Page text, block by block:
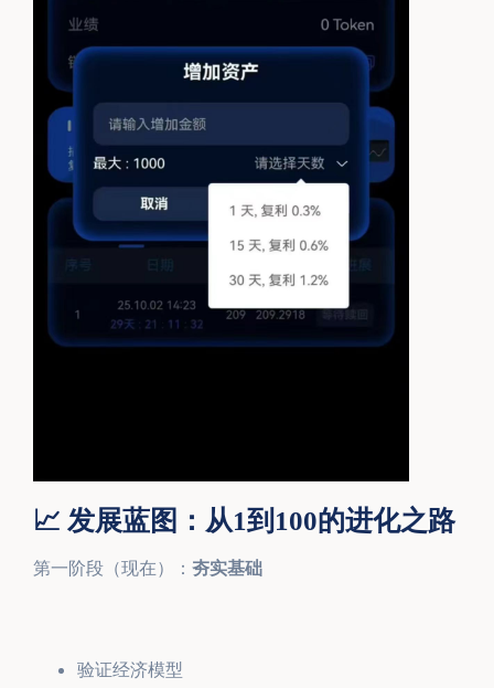
📈 发展蓝图：从1到100的进化之路
第一阶段（现在）： 夯实基础
验证经济模型